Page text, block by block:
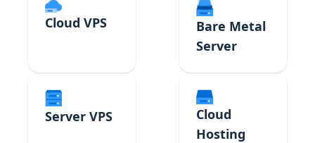
Cloud VPS
Bare Metal
Server
Server VPS
Cloud
Hosting